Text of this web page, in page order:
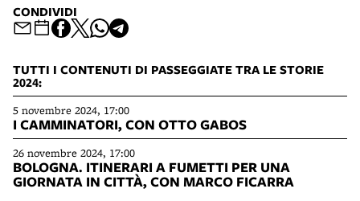
CONDIVIDI
TUTTI I CONTENUTI DI PASSEGGIATE TRA LE STORIE
2024:
5 novembre 2024, 17:00
I CAMMINATORI, CON OTTO GABOS
26 novembre 2024, 17:00
BOLOGNA. ITINERARI A FUMETTI PER UNA
GIORNATA IN CITTÀ, CON MARCO FICARRA